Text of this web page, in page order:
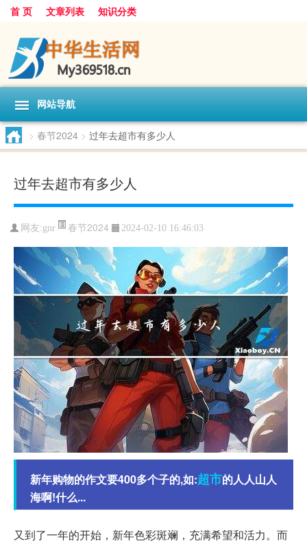
首 页 文章列表 知识分类
网站导航
> 春节2024 > 过年去超市有多少人
过年去超市有多少人
网友:gnr 春节2024 2024-02-10 16:46:03
新年购物的作文要400多个子的,如:超市的人人山人
海啊!什么...
又到了一年的开始，新年色彩斑斓，充满希望和活力。而